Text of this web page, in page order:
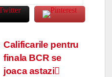
Calificarile pentru
finala BCR se
joaca astazi